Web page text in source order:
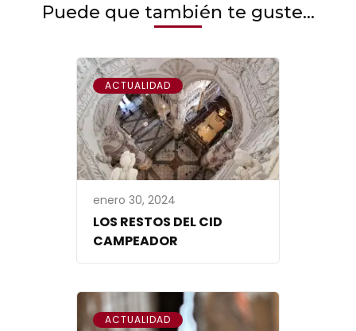
Puede que también te guste...
ACTUALIDAD
enero 30, 2024
LOS RESTOS DEL CID
CAMPEADOR
ACTUALIDAD